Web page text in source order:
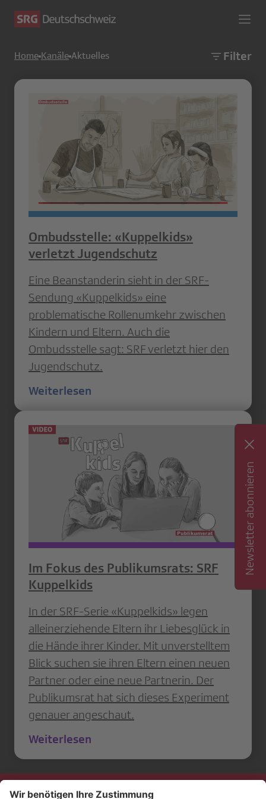
Home Kanäle Aktuelles Filter
Ombudsstelle: «Kuppelkids»
verletzt Jugendschutz
Eine Beanstanderin sieht in der SRF-
Sendung «Kuppelkids» eine
problematische Rollenumkehr zwischen
Kindern und Eltern. Auch die
Ombudsstelle sagt: SRF verletzt hier den
Jugendschutz.
Weiterlesen
Im Fokus des Publikumsrats: SRF
Kuppelkids
In der SRF-Serie «Kuppelkids» legen
alleinerziehende Eltern ihr Liebesglück in
die Hände ihrer Kinder. Mit unverstelltem
Blick suchen sie ihren Eltern einen neuen
Partner oder eine neue Partnerin. Der
Publikumsrat hat sich dieses Experiment
genauer angeschaut.
Weiterlesen
Newsletter abonnieren